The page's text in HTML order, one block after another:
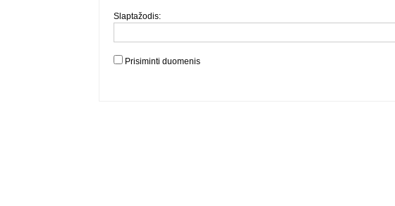
Slaptažodis:
Prisiminti duomenis